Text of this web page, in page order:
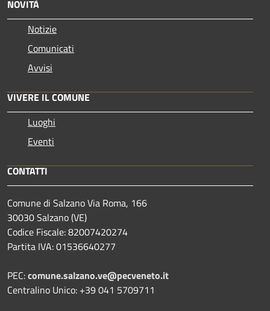
NOVITÀ
Notizie
Comunicati
Avvisi
VIVERE IL COMUNE
Luoghi
Eventi
CONTATTI
Comune di Salzano Via Roma, 166
30030 Salzano (VE)
Codice Fiscale: 82007420274
Partita IVA: 01536640277
PEC:comune.salzano.ve@pecveneto.it
Centralino Unico: +39 041 5709711